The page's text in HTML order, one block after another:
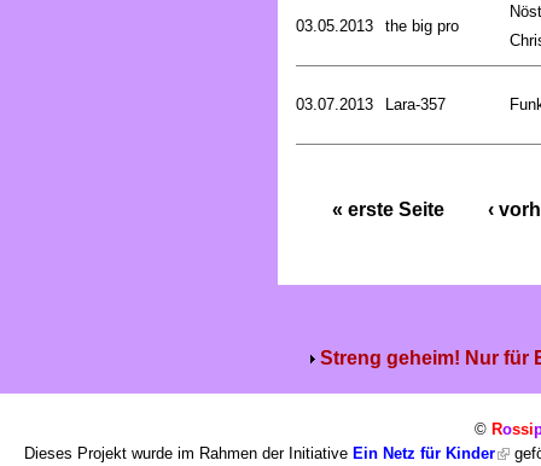
03.05.2013 the big pro
03.07.2013 Lara-357
« erste Seite ‹
Streng geheim! Nur für
© Rossi
Dieses Projekt wurde im Rahmen der Initiative Ein Netz für Kinder